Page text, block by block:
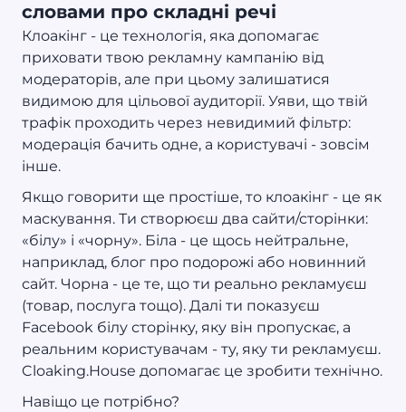
словами про складні речі
Клоакінг - це технологія, яка допомагає
приховати твою рекламну кампанію від
модераторів, але при цьому залишатися
видимою для цільової аудиторії. Уяви, що твій
трафік проходить через невидимий фільтр:
модерація бачить одне, а користувачі - зовсім
інше.
Якщо говорити ще простіше, то клоакінг - це як
маскування. Ти створюєш два сайти/сторінки:
«білу» і «чорну». Біла - це щось нейтральне,
наприклад, блог про подорожі або новинний
сайт. Чорна - це те, що ти реально рекламуєш
(товар, послуга тощо). Далі ти показуєш
Facebook білу сторінку, яку він пропускає, а
реальним користувачам - ту, яку ти рекламуєш.
Cloaking.House допомагає це зробити технічно.
Навіщо це потрібно?